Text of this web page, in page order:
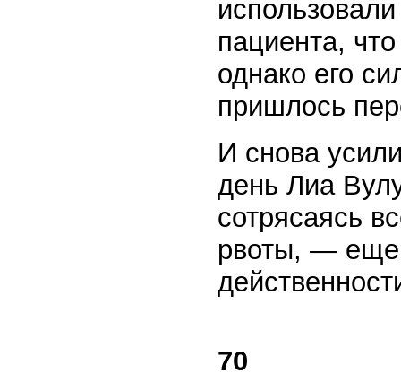
пациента,
однако его
пришлось
И снова
день Лиа
сотрясаясь
рвоты, — еще
70